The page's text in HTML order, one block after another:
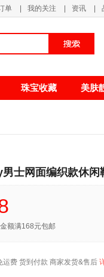
单 我的关注 资讯
珠宝收藏 美肤
士网面编织款休闲
额满168元包邮
费 货到付款 商家发货&售后